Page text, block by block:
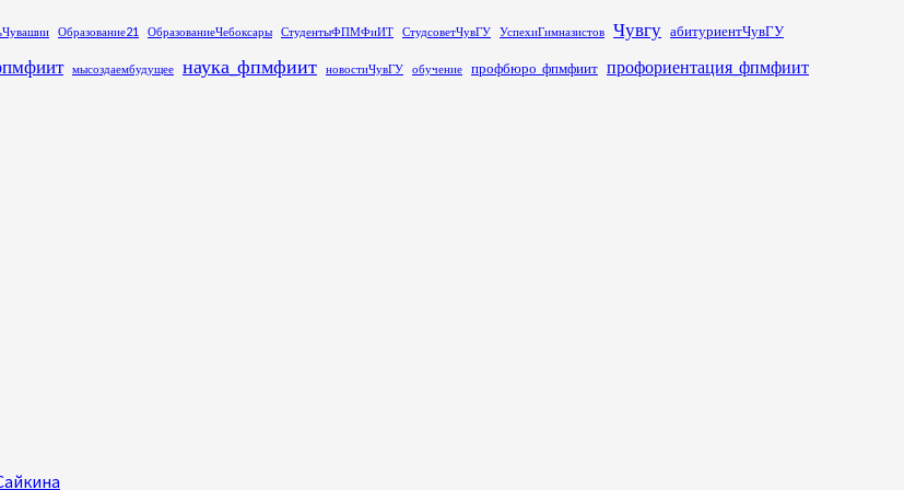
Образование21 ОбразованиеЧебоксары СтудентыФПМФиИТ СтудсоветЧувГУ УспехиГимназистов Чувгу абитуриентЧувГУ
мысоздаембудущее наука_фпмфиит новостиЧувГУ обучение профбюро_фпмфиит профориентация_фпмфиит